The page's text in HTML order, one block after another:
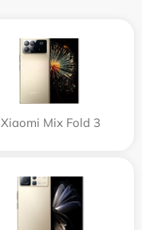
Xiaomi Mix Fold 3